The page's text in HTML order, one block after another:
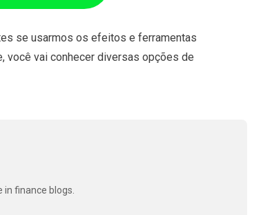
se usarmos os efeitos e ferramentas
você vai conhecer diversas opções de
finance blogs.